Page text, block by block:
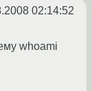
02:14:52
whoami